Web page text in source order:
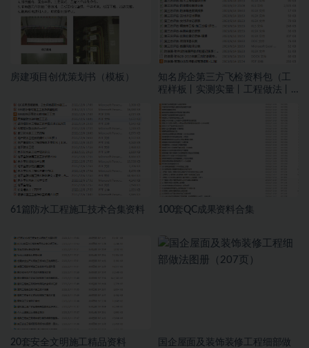
房建项目创优策划书（模板）
知名房企第三方飞检资料包（工
程样板丨实测实量丨工程做法丨
安全文明等）
61篇防水工程施工技术合集资料 100套QC成果资料合集
20套安全文明施工精品资料
国企屋面及装饰装修工程细部做